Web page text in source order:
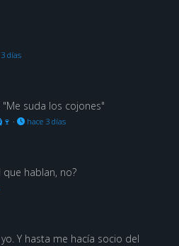
días
suda los cojones"
· hace 3 días
hablan, no?
Y hasta me hacía socio del